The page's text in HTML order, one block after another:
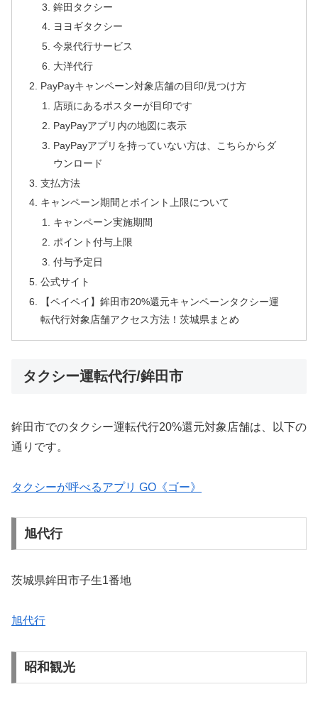
鉾田タクシー
ヨヨギタクシー
今泉代行サービス
大洋代行
PayPayキャンペーン対象店舗の目印/見つけ方
店頭にあるポスターが目印です
PayPayアプリ内の地図に表示
PayPayアプリを持っていない方は、こちらからダ
ウンロード
支払方法
キャンペーン期間とポイント上限について
キャンペーン実施期間
ポイント付与上限
付与予定日
公式サイト
【ペイペイ】鉾田市20%還元キャンペーンタクシー運
転代行対象店舗アクセス方法！茨城県まとめ
タクシー運転代行/鉾田市
鉾田市でのタクシー運転代行20%還元対象店舗は、以下の
通りです。
タクシーが呼べるアプリ GO《ゴー》
旭代行
茨城県鉾田市子生1番地
旭代行
昭和観光